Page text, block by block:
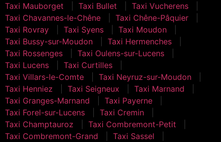
Taxi Mauborget
Taxi Bullet
Taxi Vucherens
Taxi Chavannes-le-Chêne
Taxi Chêne-Pâquier
Taxi Rovray
Taxi Syens
Taxi Moudon
Taxi Bussy-sur-Moudon
Taxi Hermenches
Taxi Rossenges
Taxi Oulens-sur-Lucens
Taxi Lucens
Taxi Curtilles
Taxi Villars-le-Comte
Taxi Neyruz-sur-Moudon
Taxi Henniez
Taxi Seigneux
Taxi Marnand
Taxi Granges-Marnand
Taxi Payerne
Taxi Forel-sur-Lucens
Taxi Cremin
Taxi Champtauroz
Taxi Combremont-Petit
Taxi Combremont-Grand
Taxi Sassel